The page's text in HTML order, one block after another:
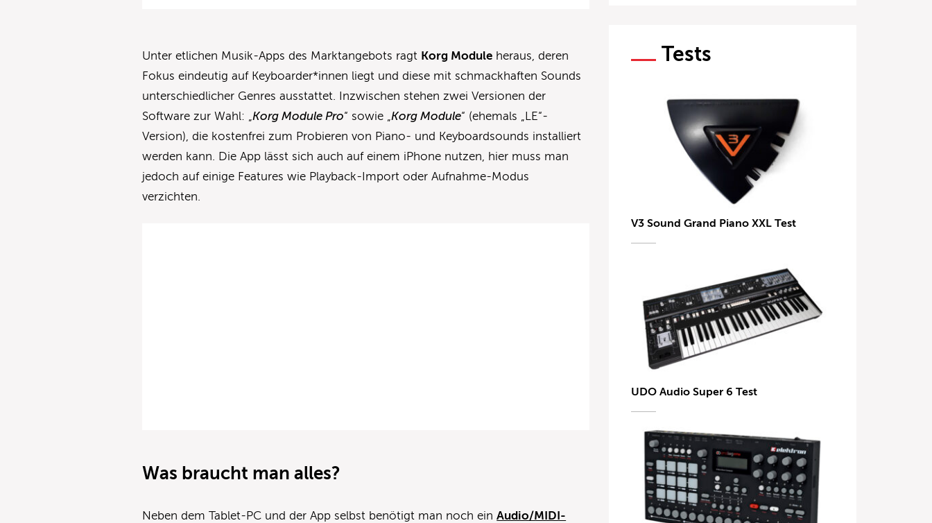
Unter etlichen Musik-Apps des Marktangebots ragt Korg Module heraus, deren
Fokus eindeutig auf Keyboarder*innen liegt und diese mit schmackhaften Sounds
unterschiedlicher Genres ausstattet. Inzwischen stehen zwei Versionen der
Software zur Wahl: „ Korg Module Pro“ sowie „ Korg Module“ (ehemals „LE“-
Version), die kostenfrei zum Probieren von Piano- und Keyboardsounds installiert
werden kann. Die App lässt sich auch auf einem iPhone nutzen, hier muss man
jedoch auf einige Features wie Playback-Import oder Aufnahme-Modus
verzichten.
Was braucht man alles?
Neben dem Tablet-PC und der App selbst benötigt man noch einAudio/MIDI-
Tests
V3 Sound Grand Piano XXL Test
UDO Audio Super 6 Test